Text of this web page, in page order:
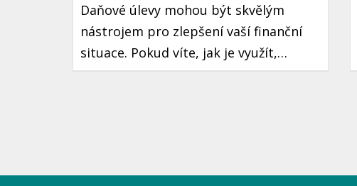
Daňové úlevy mohou být skvělým
nástrojem pro zlepšení vaší finanční
situace. Pokud víte, jak je využít,
můžete ušetřit značné částky na